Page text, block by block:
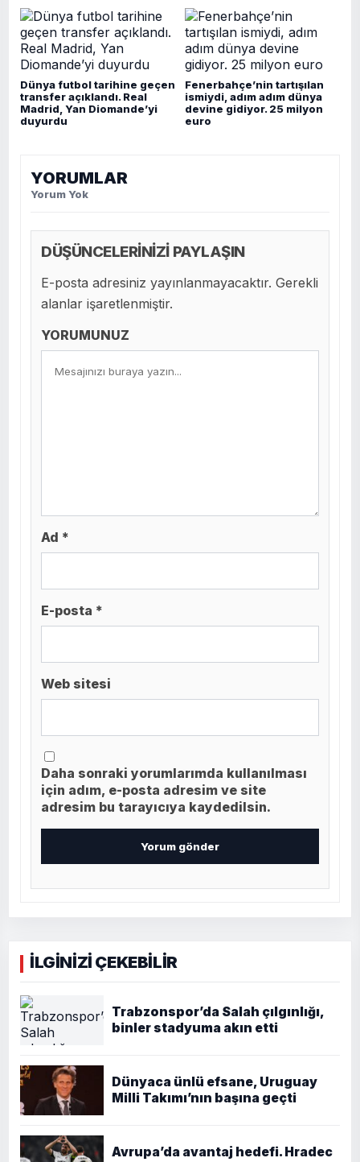
Dünya futbol tarihine geçen
transfer açıklandı. Real
Madrid, Yan Diomande’yi
duyurdu
Fenerbahçe’nin tartışılan
ismiydi, adım adım dünya
devine gidiyor. 25 milyon
euro
YORUMLAR
Yorum Yok
DÜŞÜNCELERİNİZİ PAYLAŞIN
E-posta adresiniz yayınlanmayacaktır. Gerekli
alanlar işaretlenmiştir.
YORUMUNUZ
Ad *
E-posta *
Web sitesi
Daha sonraki yorumlarımda kullanılması
için adım, e-posta adresim ve site
adresim bu tarayıcıya kaydedilsin.
İLGİNİZİ ÇEKEBİLİR
Trabzonspor’da Salah çılgınlığı,
binler stadyuma akın etti
Dünyaca ünlü efsane, Uruguay
Milli Takımı’nın başına geçti
Avrupa’da avantaj hedefi. Hradec